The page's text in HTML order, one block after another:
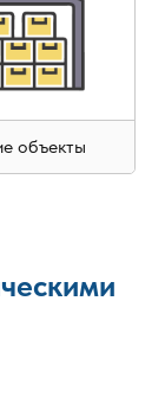
объекты